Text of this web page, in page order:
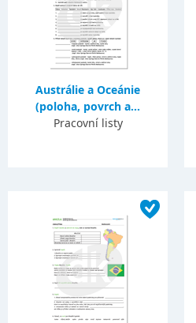
Austrálie a Oceánie
(poloha, povrch a...
Pracovní listy